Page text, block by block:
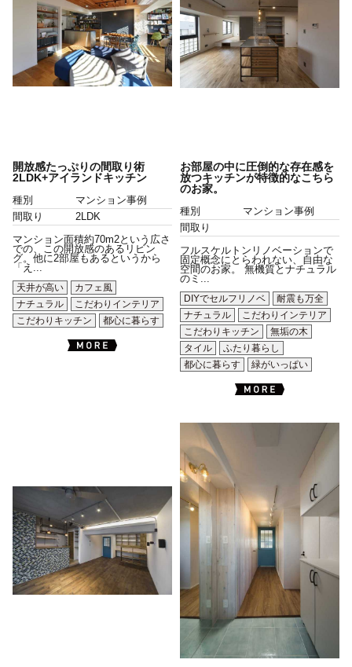
開放感たっぷりの間取り術
2LDK+アイランドキッチン
種別
マンション事例
間取り
2LDK
マンション面積約70m2という広さ
での、この開放感のあるリビン
グ。他に2部屋もあるというから
「え...
天井が高い
カフェ風
ナチュラル
こだわりインテリア
こだわりキッチン
都心に暮らす
お部屋の中に圧倒的な存在感を
放つキッチンが特徴的なこちら
のお家。
種別
マンション事例
間取り
フルスケルトンリノベーションで
固定概念にとらわれない、自由な
空間のお家。 無機質とナチュラル
のミ...
DIYでセルフリノベ
耐震も万全
ナチュラル
こだわりインテリア
こだわりキッチン
無垢の木
タイル
ふたり暮らし
都心に暮らす
緑がいっぱい